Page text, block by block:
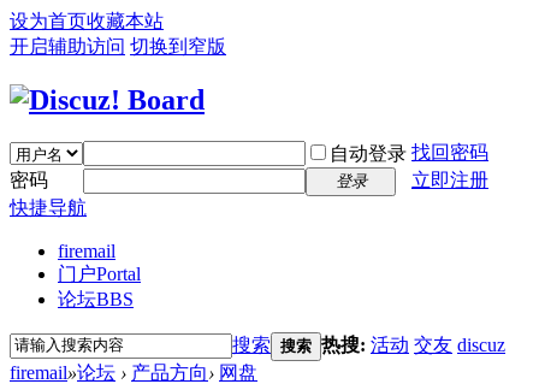
设为首页收藏本站
开启辅助访问 切换到窄版
自动登录 找回密码
密码
登录
立即注册
快捷导航
firemail
门户Portal
论坛BBS
搜索 搜索 热搜: 活动 交友 discuz
firemail»论坛 › 产品方向› 网盘